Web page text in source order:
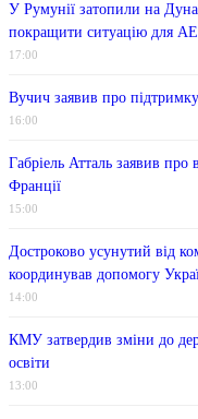
У Румунії затопили на
покращити ситуацію для
17:00
Вучич заявив про
16:00
Габріель Атталь заявив про
Франції
15:00
Достроково усунутий від
координував допомогу
14:00
КМУ затвердив зміни до
освіти
13:00